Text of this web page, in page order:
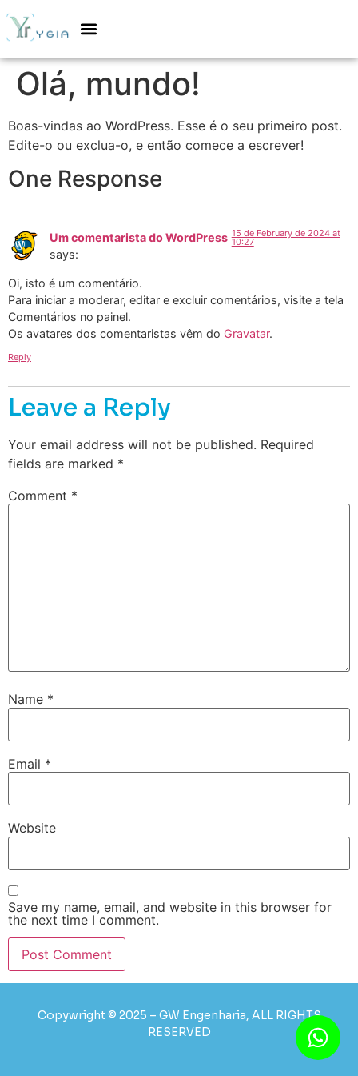
Olá, mundo!
Boas-vindas ao WordPress. Esse é o seu primeiro post.
Edite-o ou exclua-o, e então comece a escrever!
One Response
Um comentarista do WordPress
says:
15 de February de 2024 at
10:27
Oi, isto é um comentário.
Para iniciar a moderar, editar e excluir comentários, visite a tela
Comentários no painel.
Os avatares dos comentaristas vêm do Gravatar.
Reply
Leave a Reply
Your email address will not be published. Required
fields are marked *
Comment *
Name *
Email *
Website
Save my name, email, and website in this browser for
the next time I comment.
Copywright © 2025 – GW Engenharia, ALL RIGHTS
RESERVED